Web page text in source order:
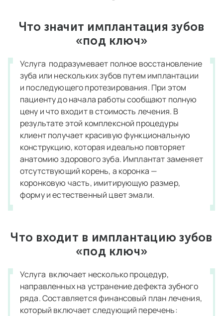
Что значит имплантация зубов
«под ключ»
Услуга подразумевает полное восстановление
зуба или нескольких зубов путем имплантации
и последующего протезирования. При этом
пациенту до начала работы сообщают полную
цену и что входит в стоимость лечения. В
результате этой комплексной процедуры
клиент получает красивую функциональную
конструкцию, которая идеально повторяет
анатомию здорового зуба. Имплантат заменяет
отсутствующий корень, а коронка —
коронковую часть, имитирующую размер,
форму и естественный цвет эмали.
Что входит в имплантацию зубов
«под ключ»
Услуга включает несколько процедур,
направленных на устранение дефекта зубного
ряда. Составляется финансовый план лечения,
который включает следующий перечень: